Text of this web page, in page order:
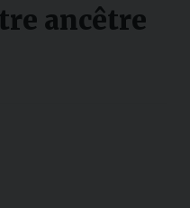
ancêtre